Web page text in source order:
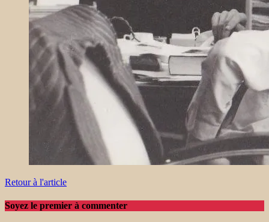
Retour à l'article
Soyez le premier à commenter